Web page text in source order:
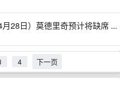
28日）莫德里奇预计将缺席 ...
4 下一页